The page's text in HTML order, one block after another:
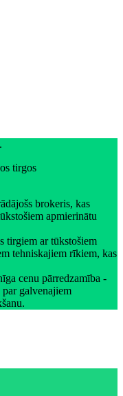
tirgos
brokeris, kas
apmierinātu
tirgiem ar tūkstošiem
tehniskajiem rīkiem, kas
cenu pārredzamība -
galvenajiem